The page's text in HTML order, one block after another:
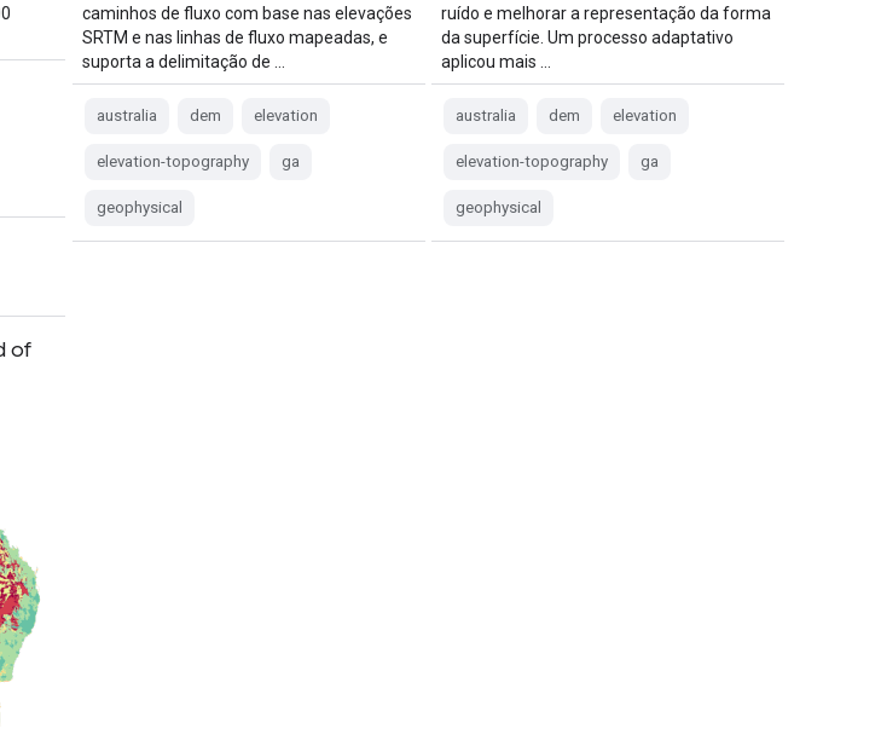
caminhos de fluxo com base nas elevações
SRTM e nas linhas de fluxo mapeadas, e
suporta a delimitação de …
australia dem elevation
elevation-topography ga
geophysical
ruído e melhorar a representação da forma
da superfície. Um processo adaptativo
aplicou mais …
australia dem elevation
elevation-topography ga
geophysical
of